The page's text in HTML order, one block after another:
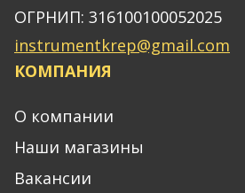
ОГРНИП: 316100100052025
instrumentkrep@gmail.com
КОМПАНИЯ
О компании
Наши магазины
Вакансии